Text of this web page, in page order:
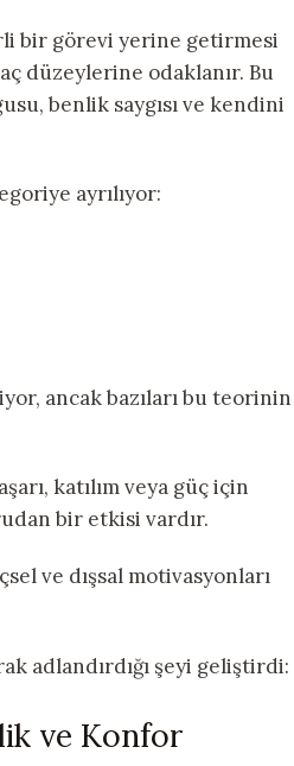
bir görevi yerine getirmesi
düzeylerine odaklanır. Bu
benlik saygısı ve kendini
ayrılıyor:
ancak bazıları bu teorinin
katılım veya güç için
bir etkisi vardır.
ve dışsal motivasyonları
adlandırdığı şeyi geliştirdi:
ve Konfor